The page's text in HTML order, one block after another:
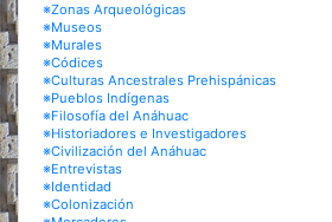
※Zonas Arqueológicas
※Museos
※Murales
※Códices
※Culturas Ancestrales Prehispánicas
※Pueblos Indígenas
※Filosofía del Anáhuac
※Historiadores e Investigadores
※Civilización del Anáhuac
※Entrevistas
※Identidad
※Colonización